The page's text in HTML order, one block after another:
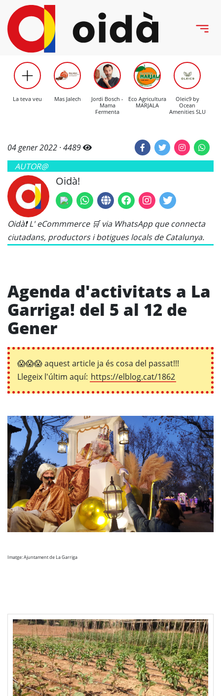
La teva veu Mas Jalech
Jordi Bosch -
Mama
Fermenta
Eco Agricultura
MARJALA
Oleic9 by
Ocean
Amenities SLU
04 gener 2022 ·4489
AUTOR@
Oidà!
Oidà❗ L' eCommmerce 🛒 via WhatsApp que connecta
ciutadans, productors i botigues locals de Catalunya.
Agenda d'activitats a La
Garriga! del 5 al 12 de
Gener
😱😱😱 aquest article ja és cosa del passat!!!
Llegeix l'últim aquí: https://elblog.cat/1862
Imatge: Ajuntament de La Garriga